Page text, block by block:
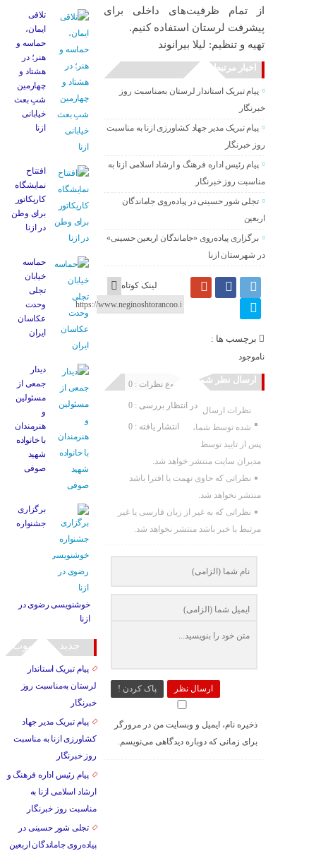
از تمام ظرفیت‌های داخلی برای
پیشرفت لرستان استفاده کنیم.
تهیه و تنظیم: لیلا بیرانوند
اخبار مرتبط
پیام تبریک استاندار لرستان به‌مناسبت روز
خبرنگار
پیام تبریک مدیر جهاد کشاورزی ازنا به مناسبت
روز خبرنگار
پیام رئیس اداره فرهنگ و ارشاد اسلامی ازنا به
مناسبت روز خبرنگار
تجلی شور حسینی در پیاده‌روی جاماندگان
اربعین
برگزاری پیاده‌روی «جاماندگان اربعین حسینی»
در شهرستان ازنا
لینک کوتاه
برچسب ها :
ناموجود
ارسال نظر شما مجموع نظرات : 0
در انتظار بررسی : 0
انتشار یافته : 0
نظرات ارسال
شده توسط شما،
پس از تایید توسط
مدیران سایت منتشر خواهد شد.
نظراتی که حاوی تهمت یا افترا باشد
منتشر نخواهد شد.
نظراتی که به غیر از زبان فارسی یا غیر
مرتبط با خبر باشد منتشر نخواهد شد.
ارسال نظر پاک کردن !
ذخیره نام، ایمیل و وبسایت من در مرورگر
برای زمانی که دوباره دیدگاهی می‌نویسم.
تلاقی
ایمان،
حماسه و
هنر؛ در
هشتاد و
چهارمین
شبِ بعث
خیابانی
ازنا
افتتاح
نمایشگاه
کاریکاتور
برای وطن
در ازنا
حماسه
خیابان
تجلی
وحدت
عکاسان
ایران
دیدار
جمعی از
مسئولین
و
هنرمندان
با خانواده
شهید
صوفی
برگزاری
جشنواره
خوشنویسی رضوی در
ازنا
جدید محبوب
پیام تبریک استاندار
لرستان به‌مناسبت روز
خبرنگار
پیام تبریک مدیر جهاد
کشاورزی ازنا به مناسبت
روز خبرنگار
پیام رئیس اداره فرهنگ و
ارشاد اسلامی ازنا به
مناسبت روز خبرنگار
تجلی شور حسینی در
پیاده‌روی جاماندگان اربعین